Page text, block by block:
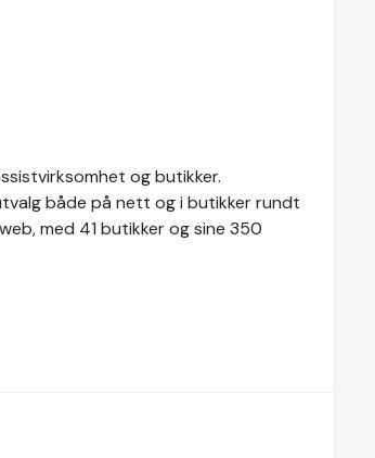
og butikker.
både på nett og i butikker rundt
med 41 butikker og sine 350